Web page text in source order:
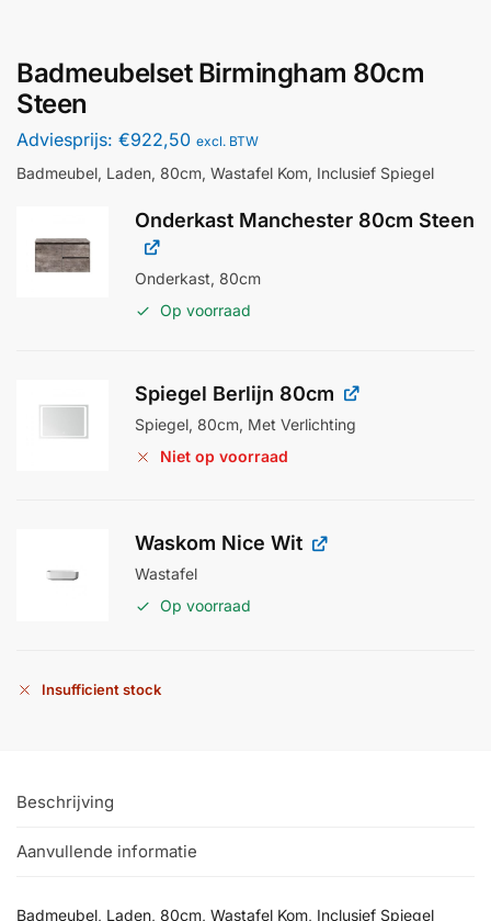
Badmeubelset Birmingham 80cm
Steen
Adviesprijs: €922,50 excl. BTW
Badmeubel, Laden, 80cm, Wastafel Kom, Inclusief Spiegel
Onderkast Manchester 80cm Steen
Onderkast, 80cm
Op voorraad
Spiegel Berlijn 80cm
Spiegel, 80cm, Met Verlichting
Niet op voorraad
Waskom Nice Wit
Wastafel
Op voorraad
Insufficient stock
Beschrijving
Aanvullende informatie
Badmeubel, Laden, 80cm, Wastafel Kom, Inclusief Spiegel